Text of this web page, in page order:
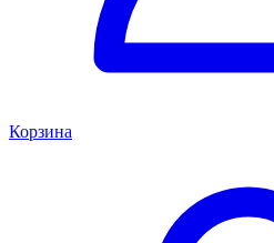
Корзина